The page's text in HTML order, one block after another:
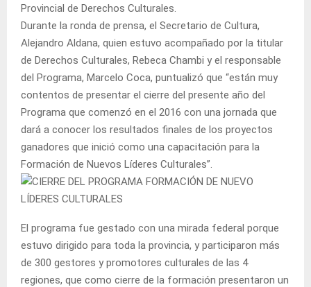
Provincial de Derechos Culturales.
Durante la ronda de prensa, el Secretario de Cultura,
Alejandro Aldana, quien estuvo acompañado por la titular
de Derechos Culturales, Rebeca Chambi y el responsable
del Programa, Marcelo Coca, puntualizó que “están muy
contentos de presentar el cierre del presente año del
Programa que comenzó en el 2016 con una jornada que
dará a conocer los resultados finales de los proyectos
ganadores que inició como una capacitación para la
Formación de Nuevos Líderes Culturales”.
El programa fue gestado con una mirada federal porque
estuvo dirigido para toda la provincia, y participaron más
de 300 gestores y promotores culturales de las 4
regiones, que como cierre de la formación presentaron un